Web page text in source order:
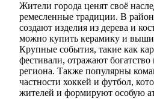
Жители города ценят своё
ремесленные традиции. В
создают изделия из дерева и
можно купить керамику и
Крупные события, такие как
фестивали, отражают
региона. Также популярны
частности хоккей и футбол,
жителей и формируют особую